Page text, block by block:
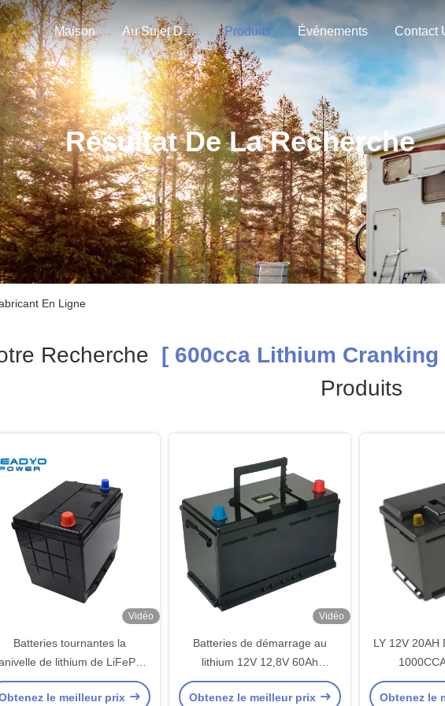
Maison Au Sujet De Nous Produits Événements Contact
Résultat De La Recherche
En Ligne
Recherche [ 600cca Lithium
Produits
Vidéo
Batteries tournantes la
de lithium de LiFePO4
600CCA 12V 40Ah pour la
marine de voiture.
le meilleur prix
Vidéo
Batteries de démarrage au
lithium 12V 12,8V 60Ah
LiFePO4 600A Moteur de
traction LiFePO4
Obtenez le meilleur prix
LY 12V 20AH
démarrage
de
Obtenez le